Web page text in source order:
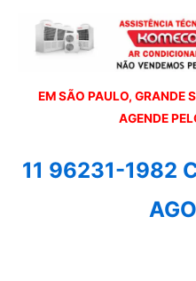
EM SÃO PAULO, GRANDE
AGENDE
11 96231-1982